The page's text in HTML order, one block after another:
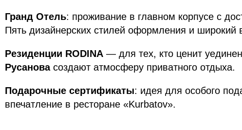
Гранд Отель: проживание в главном корпусе с
Пять дизайнерских стилей оформления и широкий
Резиденции RODINA — для тех, кто ценит
Русановасоздают атмосферу приватного отдыха.
Подарочные сертификаты: идея для особого
впечатление в ресторане «Kurbatov».